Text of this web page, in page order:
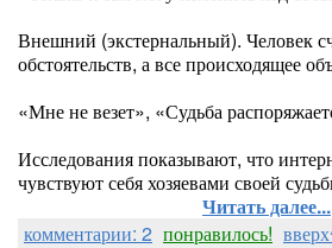
Внешний (экстернальный). Человек
обстоятельств, а все происходящее
«Мне не везет», «Судьба
Исследования показывают, что
чувствуют себя хозяевами своей
Читать далее...
комментарии: 2 понравилось!